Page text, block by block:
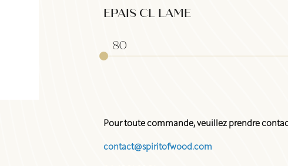
EPAIS CL LAME
Pour toute commande, veuillez prendre
contact@spiritofwood.com